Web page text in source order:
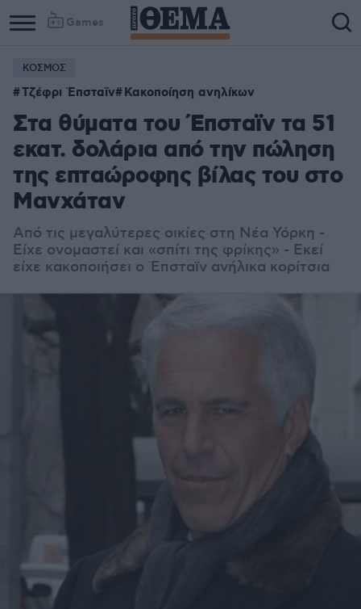
Games
Column
1
Column
2
ΚΟΣΜΟΣ
Τζέφρι Έπσταϊν Κακοποίηση ανηλίκων
Στα θύματα του Έπσταϊν τα 51
εκατ. δολάρια από την πώληση
της επταώροφης βίλας του στο
Μανχάταν
Από τις μεγαλύτερες οικίες στη Νέα Υόρκη -
Είχε ονομαστεί και «σπίτι της φρίκης» - Εκεί
είχε κακοποιήσει ο Έπσταϊν ανήλικα κορίτσια